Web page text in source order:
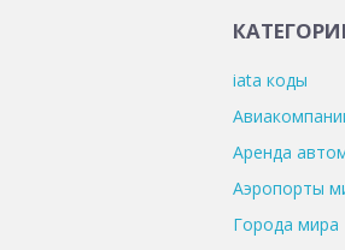
iata коды
Аренда
Аэропорты
Города мира